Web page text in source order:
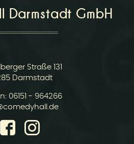
Darmstadt GmbH
Straße 131
Darmstadt
06151 - 964266